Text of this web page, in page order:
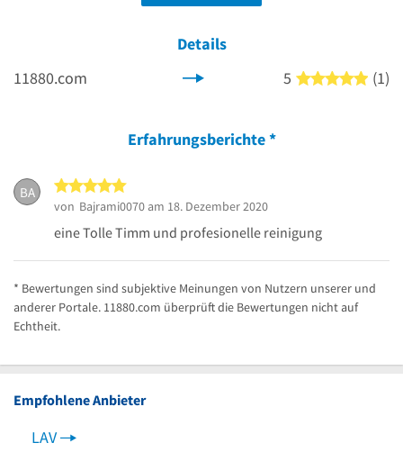
Details
11880.com
5 5 von
(1)
Erfahrungsberichte*
BA
von Bajrami0070 am 18. Dezember 2020
eine Tolle Timm und profesionelle reinigung
* Bewertungen sind subjektive Meinungen von Nutzern unserer und
anderer Portale. 11880.com überprüft die Bewertungen nicht auf
Echtheit.
Empfohlene Anbieter
LAV